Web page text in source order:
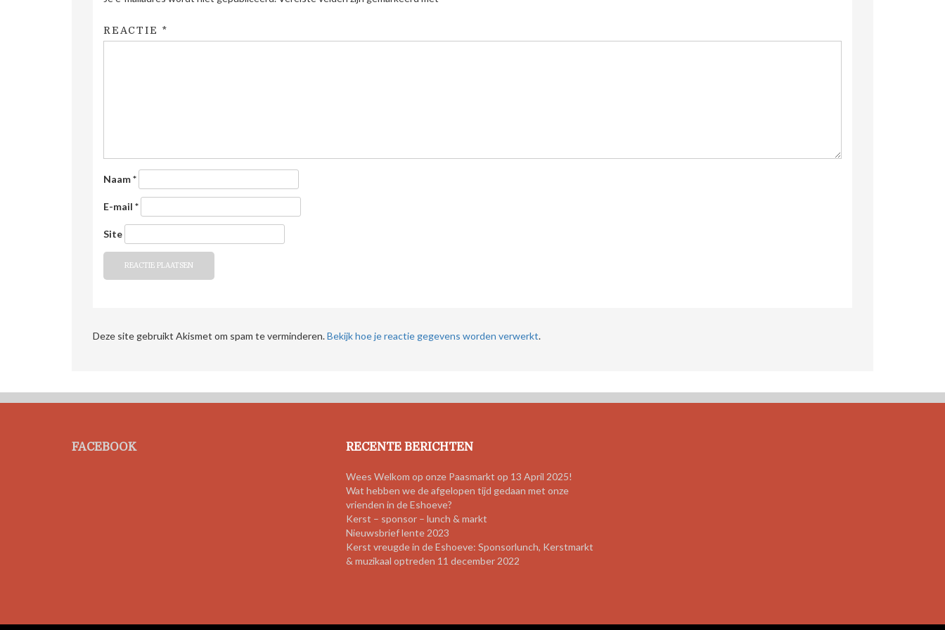
REACTIE *
Naam*
E-mail *
Site
Deze site gebruikt Akismet om spam te verminderen.Bekijk hoe je reactie gegevens worden verwerkt.
FACEBOOK RECENTE BERICHTEN
Wees Welkom op onze Paasmarkt op 13 April 2025!
Wat hebben we de afgelopen tijd gedaan met onze
vrienden in de Eshoeve?
Kerst – sponsor – lunch & markt
Nieuwsbrief lente 2023
Kerst vreugde in de Eshoeve: Sponsorlunch, Kerstmarkt
& muzikaal optreden 11 december 2022